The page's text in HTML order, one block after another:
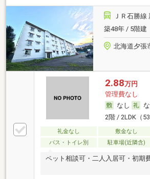
ＪＲ石勝
築48年 / 5階建
北海道夕張
2.88万円
管理費なし
なし
2階 / 2LDK（
礼金なし 敷金なし
バス・トイレ別
駐車場(近隣含)
ペット相談可・二人入居可・初期